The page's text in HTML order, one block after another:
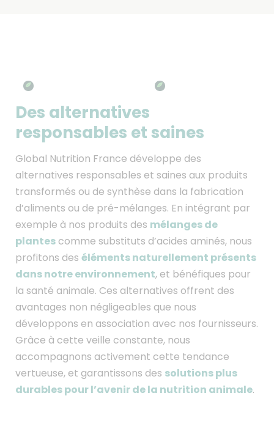
Des alternatives
responsables et saines
Global Nutrition France développe des
alternatives responsables et saines aux produits
transformés ou de synthèse dans la fabrication
d’aliments ou de pré-mélanges. En intégrant par
exemple à nos produits des mélanges de
plantes comme substituts d’acides aminés, nous
profitons des éléments naturellement présents
dans notre environnement, et bénéfiques pour
la santé animale. Ces alternatives offrent des
avantages non négligeables que nous
développons en association avec nos fournisseurs.
Grâce à cette veille constante, nous
accompagnons activement cette tendance
vertueuse, et garantissons des solutions plus
durables pour l’avenir de la nutrition animale.